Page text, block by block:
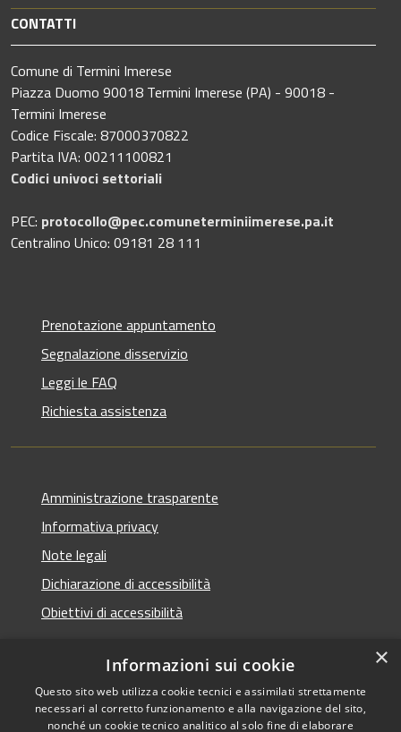
CONTATTI
Comune di Termini Imerese
Piazza Duomo 90018 Termini Imerese (PA) - 90018 -
Termini Imerese
Codice Fiscale: 87000370822
Partita IVA: 00211100821
Codici univoci settoriali
PEC: protocollo@pec.comuneterminiimerese.pa.it
Centralino Unico: 09181 28 111
Prenotazione appuntamento
Segnalazione disservizio
Leggi le FAQ
Richiesta assistenza
Amministrazione trasparente
Informativa privacy
Note legali
Dichiarazione di accessibilità
Obiettivi di accessibilità
RSS
Accessibilità
Copyright © 2026 • Comune di
Termini Imerese • Powered
×
Informazioni sui cookie
Questo sito web utilizza cookie tecnici e assimilati strettamente
necessari al corretto funzionamento e alla navigazione del sito,
nonché un cookie tecnico analitico al solo fine di elaborare